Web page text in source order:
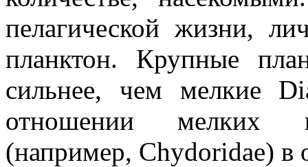
пелагической жизни,
планктон. Крупные
сильнее, чем мелкие
отношении мелких
(например, Chydoridae) в